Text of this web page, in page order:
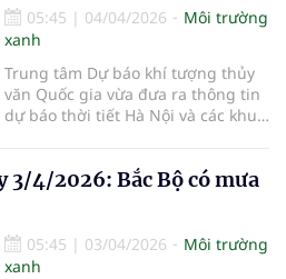
05:45 | 04/04/2026
Môi trường
xanh
Trung tâm Dự báo khí tượng thủy
văn Quốc gia vừa đưa ra thông tin
dự báo thời tiết Hà Nội và các khu
3/4/2026: Bắc Bộ có mưa
05:45 | 03/04/2026
Môi trường
xanh